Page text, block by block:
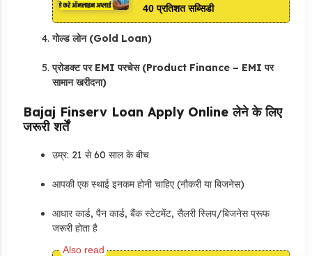
40 प्रतिशत सब्सिडी
गोल्ड लोन (Gold Loan)
प्रोडक्ट पर EMI परचेस (Product Finance – EMI पर
सामान खरीदना)
Bajaj Finserv Loan Apply Online लेने के लिए
जरूरी शर्तें
उम्र: 21 से 60 साल के बीच
आपकी एक स्थाई इनकम होनी चाहिए (नौकरी या बिजनेस)
आधार कार्ड, पैन कार्ड, बैंक स्टेटमेंट, सैलरी स्लिप/बिजनेस प्रूफ
जरूरी होता है